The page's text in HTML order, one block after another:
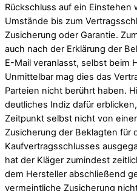
Rückschluss auf ein
Umstände bis zum
Zusicherung oder Garantie.
auch nach der Erklärung der
E-Mail veranlasst, selbst beim
Unmittelbar mag dies das
Parteien nicht berührt haben.
deutliches Indiz dafür
Zeitpunkt selbst nicht von
Zusicherung der Beklagten für
Kaufvertragsschlusses
hat der Kläger zumindest
dem Hersteller abschließend
vermeintliche Zusicherung